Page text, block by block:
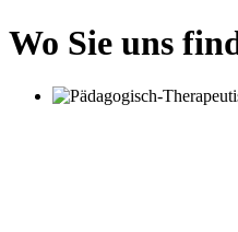
Wo Sie uns